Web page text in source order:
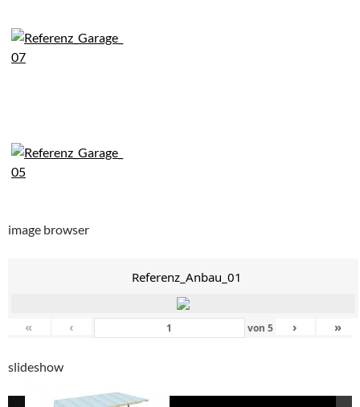
image browser
Referenz_Anbau_01
« ‹ von 5 › »
slideshow